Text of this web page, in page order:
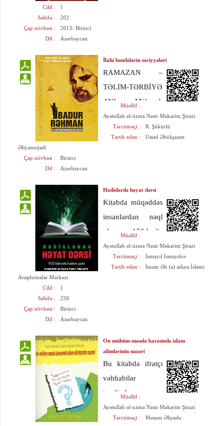
mənşəyi haqqında
izahlar verilir.
Cild :
1
Səhifə :
202
Çap növbəsi :
2013- Birinci
Dil :
Azərbaycan
İlahi bəndələrin səciyyələri
RAMAZAN –
TƏLİM-TƏRBİYƏ
AYI Mübarək
Ramazan ayı
bəndələrin Allah
bərəkətli ayın
süfrəsinin bəzəyi
mehriban Allahın
nazil etdiyi
“Qurani-
Kərim”dir.
Müəllif :
Ayətullah əl-üzma Nasir Məkarim Şirazi
Tərcüməçi :
R. Şükürlü
Tərtib edən :
Ustad Əbülqasim
Əliyannijadi
Çap növbəsi :
Birinci
Dil :
Azərbaycan
Hədislərdə həyat dərsi
Kitabda müqəddəs
insanlardan nəql
olunmuş 150 hədis
izahla verilmişdir.
Müəllif :
Ayətullah əl-üzma Nasir Məkarim Şirazi
Tərcüməçi :
İsmayıl İsmayılov
Tərtib edən :
İmam Əli (ə) adına İslami
Araşdırmalar Mərkəzi
Cild :
1
Səhifə :
250
Çap növbəsi :
Birinci
Dil :
Azərbaycan
On mühüm məsələ barəsində islam
alimlərinin nəzəri
Bu kitabda ifratçı
vəhhabilər
tərəfindən
İmamiyyə
məzhəbinə vurulan
Müəllif :
Ayətullah əl-uzma Nasir Məkarim Şirazi
Tərcüməçi :
Məsum Əlizadə